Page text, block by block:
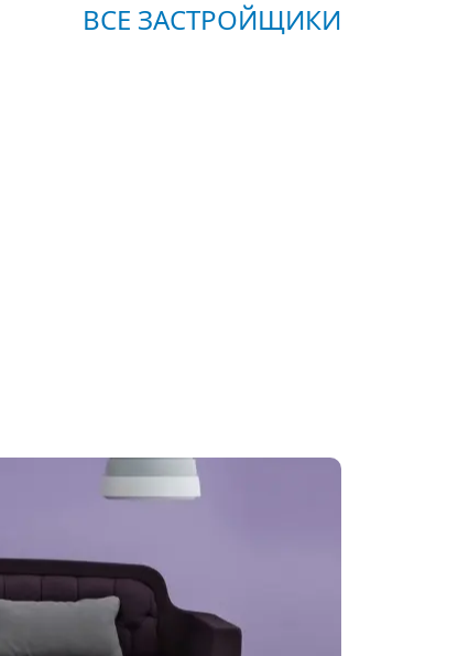
ВСЕ ЗАСТРОЙЩИКИ